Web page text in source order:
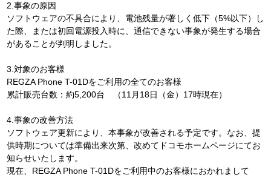
2.事象の原因
ソフトウェアの不具合により、電池残量が著しく低下（5%以下）し
た際、または初回電源投入時に、通信できない事象が発生する場合
があることが判明しました。
3.対象のお客様
REGZA Phone T-01Dをご利用の全てのお客様
累計販売台数：約5,200台 （11月18日（金）17時現在）
4.事象の改善方法
ソフトウェア更新により、本事象が改善される予定です。なお、提
供時期については準備出来次第、改めてドコモホームページにてお
知らせいたします。
現在、REGZA Phone T-01Dをご利用中のお客様におかれまして